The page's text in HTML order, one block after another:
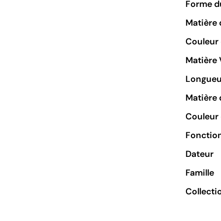
Forme
Matière
Couleur
Matière
Matière
Couleur
Dateur
Famille